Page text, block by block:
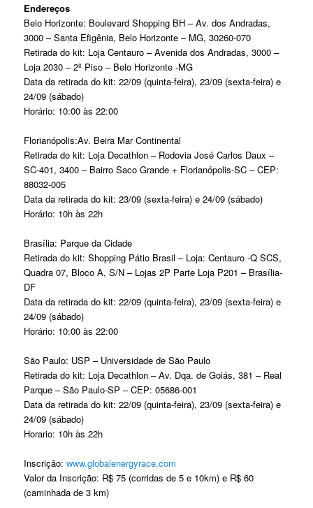
Endereços
Belo Horizonte: Boulevard Shopping BH – Av. dos Andradas,
3000 – Santa Efigênia, Belo Horizonte – MG, 30260-070
Retirada do kit: Loja Centauro – Avenida dos Andradas, 3000 –
Loja 2030 – 2º Piso – Belo Horizonte -MG
Data da retirada do kit: 22/09 (quinta-feira), 23/09 (sexta-feira) e
24/09 (sábado)
Horário: 10:00 às 22:00
Florianópolis:Av. Beira Mar Continental
Retirada do kit: Loja Decathlon – Rodovia José Carlos Daux –
SC-401, 3400 – Bairro Saco Grande + Florianópolis-SC – CEP:
88032-005
Data da retirada do kit: 23/09 (sexta-feira) e 24/09 (sábado)
Horário: 10h às 22h
Brasília: Parque da Cidade
Retirada do kit: Shopping Pátio Brasil – Loja: Centauro -Q SCS,
Quadra 07, Bloco A, S/N – Lojas 2P Parte Loja P201 – Brasília-
DF
Data da retirada do kit: 22/09 (quinta-feira), 23/09 (sexta-feira) e
24/09 (sábado)
Horário: 10:00 às 22:00
São Paulo: USP – Universidade de São Paulo
Retirada do kit: Loja Decathlon – Av. Dqa. de Goiás, 381 – Real
Parque – São Paulo-SP – CEP: 05686-001
Data da retirada do kit: 22/09 (quinta-feira), 23/09 (sexta-feira) e
24/09 (sábado)
Horario: 10h às 22h
Inscrição:www.globalenergyrace.com
Valor da Inscrição: R$ 75 (corridas de 5 e 10km) e R$ 60
(caminhada de 3 km)